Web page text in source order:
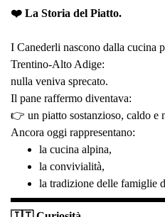
❤️ La Storia del Piatto.
I Canederli nascono dalla cucina
Trentino-Alto Adige:
nulla veniva sprecato.
Il pane raffermo diventava:
👉 un piatto sostanzioso, caldo e
Ancora oggi rappresentano:
la cucina alpina,
la convivialità,
la tradizione delle famiglie